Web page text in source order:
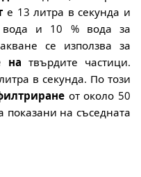
е 13 литра в секунда и
и 10 % вода за
се използва за
на твърдите частици.
в секунда. По този
от около 50
показани на съседната